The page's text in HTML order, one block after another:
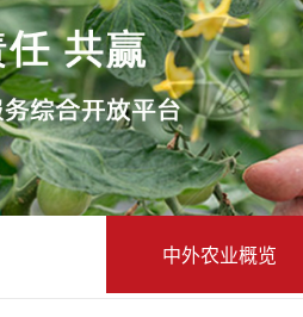
中外农业概览